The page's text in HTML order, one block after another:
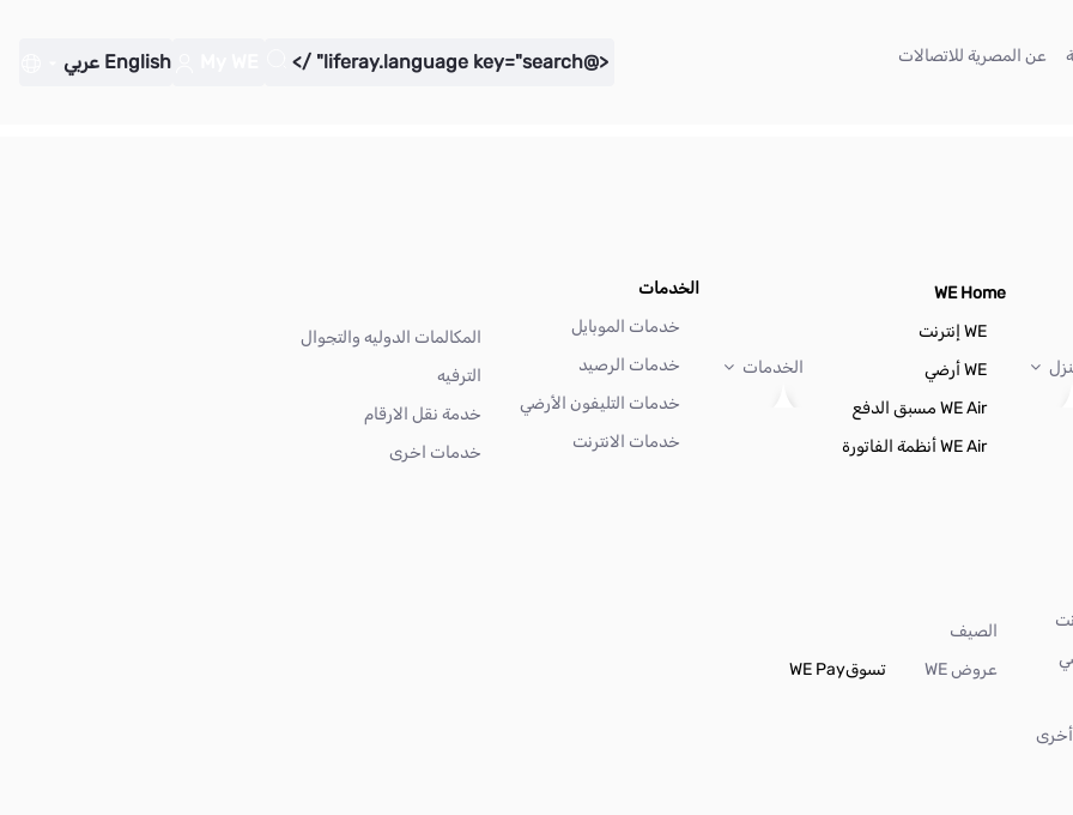
(current) عن المصرية للاتصالات <@liferay.language key="search" />
English عربي
WE Home
WE إنترنت
WE أرضي
WE Air مسبق الدفع
WE Air أنظمة الفاتورة
الخدمات
الخدمات
خدمات الموبايل
خدمات الرصيد
خدمات التليفون الأرضي
خدمات الانترنت
المكالمات الدوليه والتجوال
الترفيه
خدمة نقل الارقام
خدمات اخرى
الصيف
عروض WE
تسوقWE Pay